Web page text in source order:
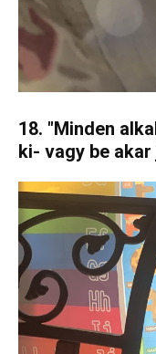
18. "Minden
ki- vagy be akar